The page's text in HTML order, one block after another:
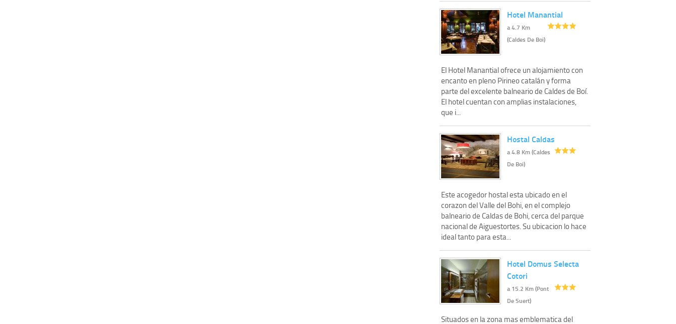
Hotel Manantial
a 4.7 Km
(Caldes De Boi)
El Hotel Manantial ofrece un alojamiento con
encanto en pleno Pirineo catalán y forma
parte del excelente balneario de Caldes de Boí.
El hotel cuentan con amplias instalaciones,
que i...
Hostal Caldas
a 4.8 Km (Caldes
De Boi)
Este acogedor hostal esta ubicado en el
corazon del Valle del Bohi, en el complejo
balneario de Caldas de Bohi, cerca del parque
nacional de Aiguestortes. Su ubicacion lo hace
ideal tanto para esta...
Hotel Domus Selecta
Cotori
a 15.2 Km (Pont
De Suert)
Situados en la zona mas emblematica del